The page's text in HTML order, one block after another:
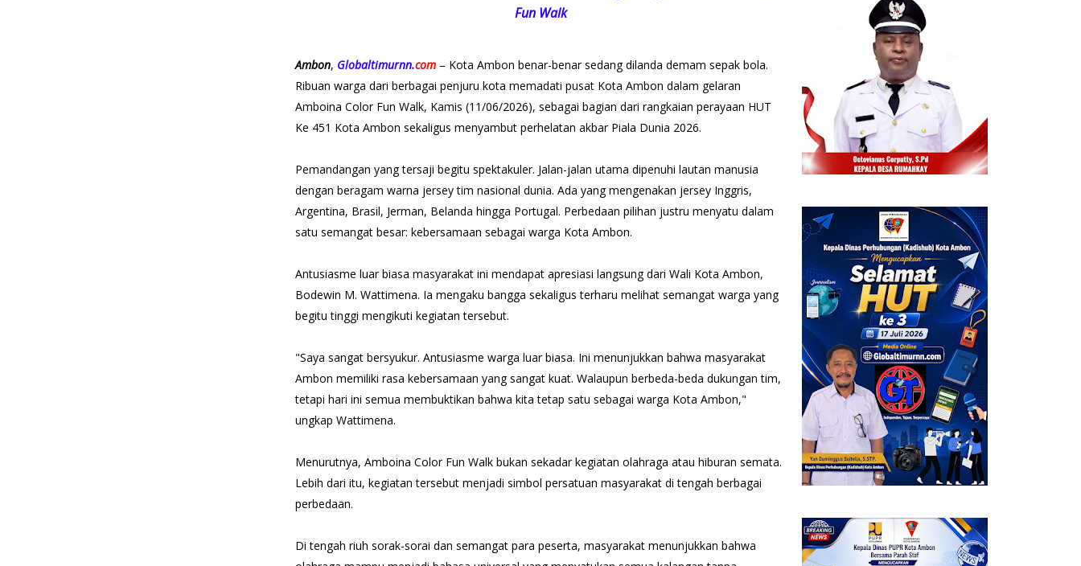
Fun Walk
Ambon, Globaltimurnn.com – Kota Ambon benar-benar sedang dilanda demam sepak bola.
Ribuan warga dari berbagai penjuru kota memadati pusat Kota Ambon dalam gelaran
Amboina Color Fun Walk, Kamis (11/06/2026), sebagai bagian dari rangkaian perayaan HUT
Ke 451 Kota Ambon sekaligus menyambut perhelatan akbar Piala Dunia 2026.
Pemandangan yang tersaji begitu spektakuler. Jalan-jalan utama dipenuhi lautan manusia
dengan beragam warna jersey tim nasional dunia. Ada yang mengenakan jersey Inggris,
Argentina, Brasil, Jerman, Belanda hingga Portugal. Perbedaan pilihan justru menyatu dalam
satu semangat besar: kebersamaan sebagai warga Kota Ambon.
Antusiasme luar biasa masyarakat ini mendapat apresiasi langsung dari Wali Kota Ambon,
Bodewin M. Wattimena. Ia mengaku bangga sekaligus terharu melihat semangat warga yang
begitu tinggi mengikuti kegiatan tersebut.
"Saya sangat bersyukur. Antusiasme warga luar biasa. Ini menunjukkan bahwa masyarakat
Ambon memiliki rasa kebersamaan yang sangat kuat. Walaupun berbeda-beda dukungan tim,
tetapi hari ini semua membuktikan bahwa kita tetap satu sebagai warga Kota Ambon,"
ungkap Wattimena.
Menurutnya, Amboina Color Fun Walk bukan sekadar kegiatan olahraga atau hiburan semata.
Lebih dari itu, kegiatan tersebut menjadi simbol persatuan masyarakat di tengah berbagai
perbedaan.
Di tengah riuh sorak-sorai dan semangat para peserta, masyarakat menunjukkan bahwa